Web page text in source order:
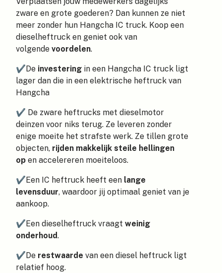
zware en grote goederen? Dan kunnen ze niet
meer zonder hun Hangcha IC truck. Koop een
dieselheftruck en geniet ook van
volgende voordelen.
✔ De investering in een Hangcha IC truck ligt
lager dan die in een elektrische heftruck van
Hangcha
✔ De zware heftrucks met dieselmotor
deinzen voor niks terug. Ze leveren zonder
enige moeite het strafste werk. Ze tillen grote
objecten, rijden makkelijk steile hellingen
op en accelereren moeiteloos.
✔ Een IC heftruck heeft een lange
levensduur, waardoor jij optimaal geniet van je
aankoop.
✔ Een dieselheftruck vraagt weinig
onderhoud.
✔ De restwaarde van een diesel heftruck ligt
relatief hoog.